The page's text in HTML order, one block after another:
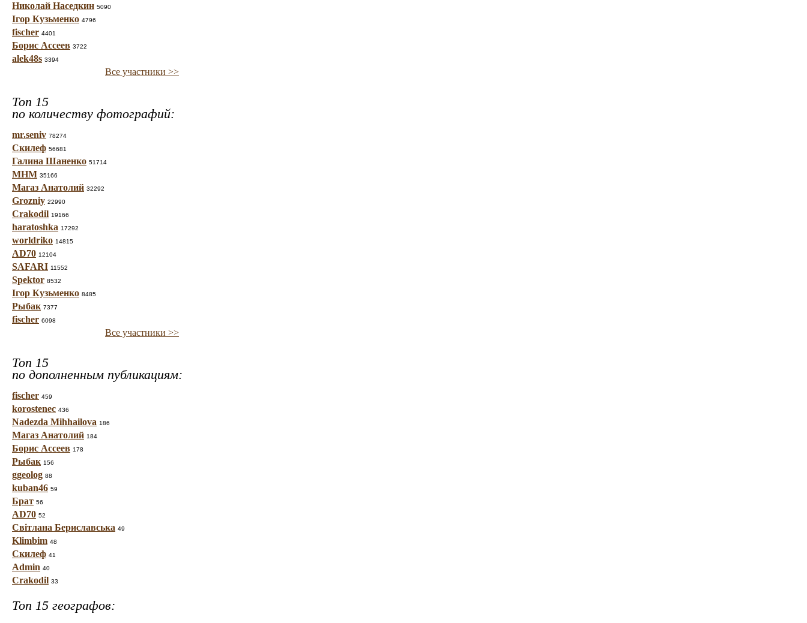
Николай Наседкин 5090
Ігор Кузьменко 4796
fischer 4401
Борис Ассеев 3722
alek48s 3394
Все участники >>
Топ 15
по количеству фотографий:
mr.seniv 78274
Скилеф 56681
Галина Шаненко 51714
МНМ 35166
Магаз Анатолий 32292
Grozniy 22990
Crakodil 19166
haratoshka 17292
worldriko 14815
AD70 12104
SAFARI 11552
Spektor 8532
Ігор Кузьменко 8485
Рыбак 7377
fischer 6098
Все участники >>
Топ 15
по дополненным публикациям:
fischer 459
korostenec 436
Nadezda Mihhailova 186
Магаз Анатолий 184
Борис Ассеев 178
Рыбак 156
ggeolog 88
kuban46 59
Брат 56
AD70 52
Світлана Бериславська 49
Klimbim 48
Скилеф 41
Admin 40
Crakodil 33
Топ 15 географов: